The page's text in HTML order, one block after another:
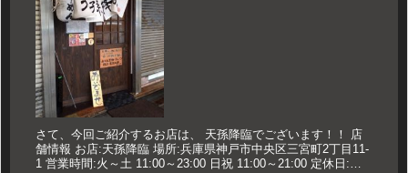
さて、今回ご紹介するお店は、 天孫降臨でございます！！ 店
舗情報 お店:天孫降臨 場所:兵庫県神戸市中央区三宮町2丁目11-
1 営業時間:火～土 11:00～23:00 日祝 11:00～21:00 定休日:月